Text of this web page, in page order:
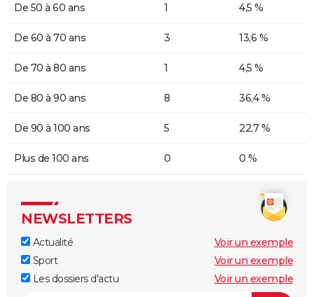
De 50 à 60 ans 1 4,5 %
De 60 à 70 ans 3 13,6 %
De 70 à 80 ans 1 4,5 %
De 80 à 90 ans 8 36,4 %
De 90 à 100 ans 5 22,7 %
Plus de 100 ans 0 0 %
NEWSLETTERS
Actualité
Voir un exemple
Sport
Voir un exemple
Les dossiers d'actu
Voir un exemple